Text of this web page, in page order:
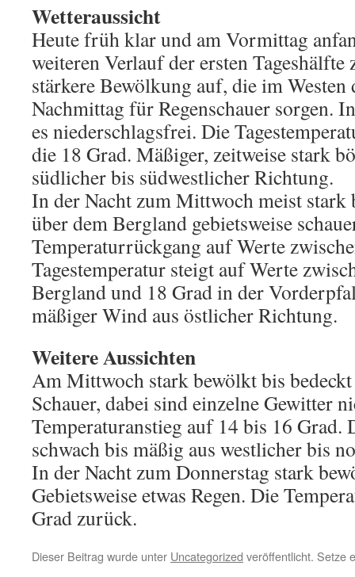
Wetteraussicht
Heute früh klar und am Vormittag
weiteren Verlauf der ersten Tageshälfte
stärkere Bewölkung auf, die im Westen
Nachmittag für Regenschauer sorgen.
es niederschlagsfrei. Die
die 18 Grad. Mäßiger, zeitweise stark
südlicher bis südwestlicher Richtung.
In der Nacht zum Mittwoch meist
über dem Bergland gebietsweise
Temperaturrückgang auf Werte
Tagestemperatur steigt auf Werte
Bergland und 18 Grad in der
mäßiger Wind aus östlicher Richtung.
Weitere Aussichten
Am Mittwoch stark bewölkt bis
Schauer, dabei sind einzelne Gewitter
Temperaturanstieg auf 14 bis 16 Grad.
schwach bis mäßig aus westlicher bis
In der Nacht zum Donnerstag stark
Gebietsweise etwas Regen. Die
Grad zurück.
Dieser Beitrag wurde unter Uncategorized veröffentlicht. Setze